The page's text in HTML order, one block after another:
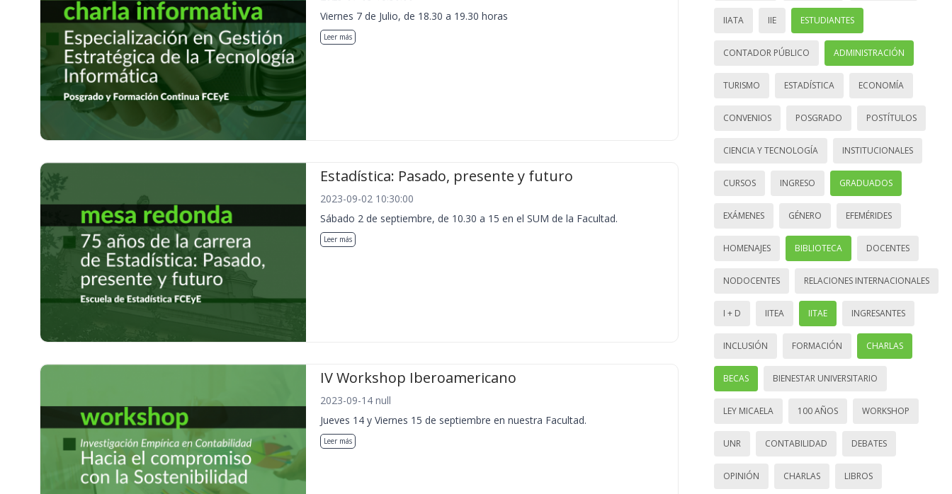
Viernes 7 de Julio, de 18.30 a 19.30 horas
Leer más
Estadística: Pasado, presente y futuro
2023-09-02 10:30:00
Sábado 2 de septiembre, de 10.30 a 15 en el SUM de la Facultad.
Leer más
IV Workshop Iberoamericano
2023-09-14 null
Jueves 14 y Viernes 15 de septiembre en nuestra Facultad.
Leer más
IIATA IIE ESTUDIANTES
CONTADOR PÚBLICO ADMINISTRACIÓN
TURISMO ESTADÍSTICA ECONOMÍA
CONVENIOS POSGRADO POSTÍTULOS
CIENCIA Y TECNOLOGÍA INSTITUCIONALES
CURSOS INGRESO GRADUADOS
EXÁMENES GÉNERO EFEMÉRIDES
HOMENAJES BIBLIOTECA DOCENTES
NODOCENTES RELACIONES INTERNACIONALES
I + D IITEA IITAE INGRESANTES
INCLUSIÓN FORMACIÓN CHARLAS
BECAS BIENESTAR UNIVERSITARIO
LEY MICAELA 100 AÑOS WORKSHOP
UNR CONTABILIDAD DEBATES
OPINIÓN CHARLAS LIBROS